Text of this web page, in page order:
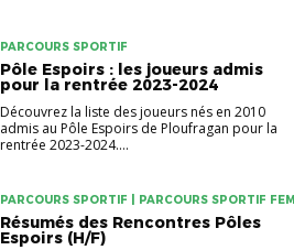
PARCOURS SPORTIF
Pôle Espoirs : les joueurs admis
pour la rentrée 2023-2024
Découvrez la liste des joueurs nés en 2010
admis au Pôle Espoirs de Ploufragan pour la
rentrée 2023-2024....
PARCOURS SPORTIF | PARCOURS SPORTIF FEM
Résumés des Rencontres Pôles
Espoirs (H/F)